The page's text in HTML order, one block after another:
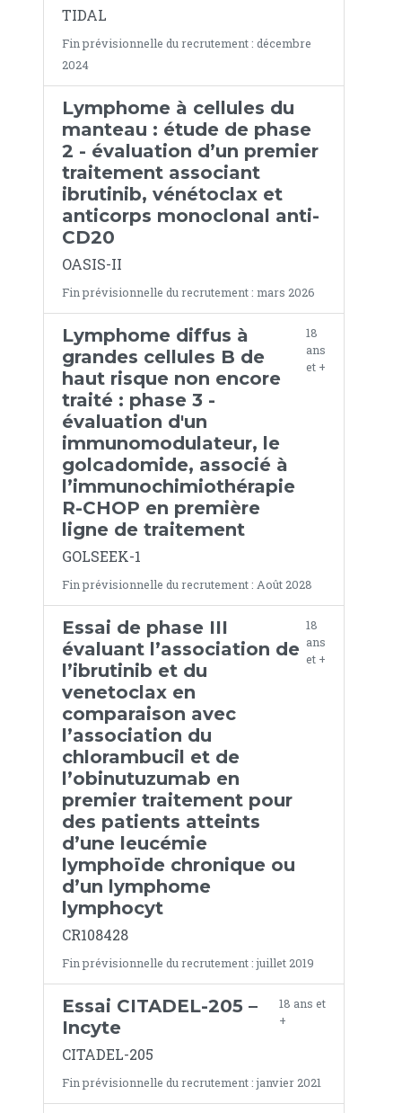
TIDAL
Fin prévisionnelle du recrutement : décembre
2024
Lymphome à cellules du
manteau : étude de phase
2 - évaluation d’un premier
traitement associant
ibrutinib, vénétoclax et
anticorps monoclonal anti-
CD20
OASIS-II
Fin prévisionnelle du recrutement : mars 2026
Lymphome diffus à
grandes cellules B de
haut risque non encore
traité : phase 3 -
évaluation d'un
immunomodulateur, le
golcadomide, associé à
l’immunochimiothérapie
R-CHOP en première
ligne de traitement
18
ans
et +
GOLSEEK-1
Fin prévisionnelle du recrutement : Août 2028
Essai de phase III
évaluant l’association de
l’ibrutinib et du
venetoclax en
comparaison avec
l’association du
chlorambucil et de
l’obinutuzumab en
premier traitement pour
des patients atteints
d’une leucémie
lymphoïde chronique ou
d’un lymphome
lymphocyt
18
ans
et +
CR108428
Fin prévisionnelle du recrutement : juillet 2019
Essai CITADEL-205 –
Incyte
18 ans et
+
CITADEL-205
Fin prévisionnelle du recrutement : janvier 2021